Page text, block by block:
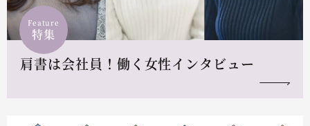
Feature
特集
肩書は会社員！働く女性インタビュー